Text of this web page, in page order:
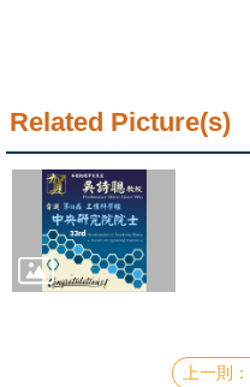
Alumni
Institute
Home
NTU
Related Picture(s)